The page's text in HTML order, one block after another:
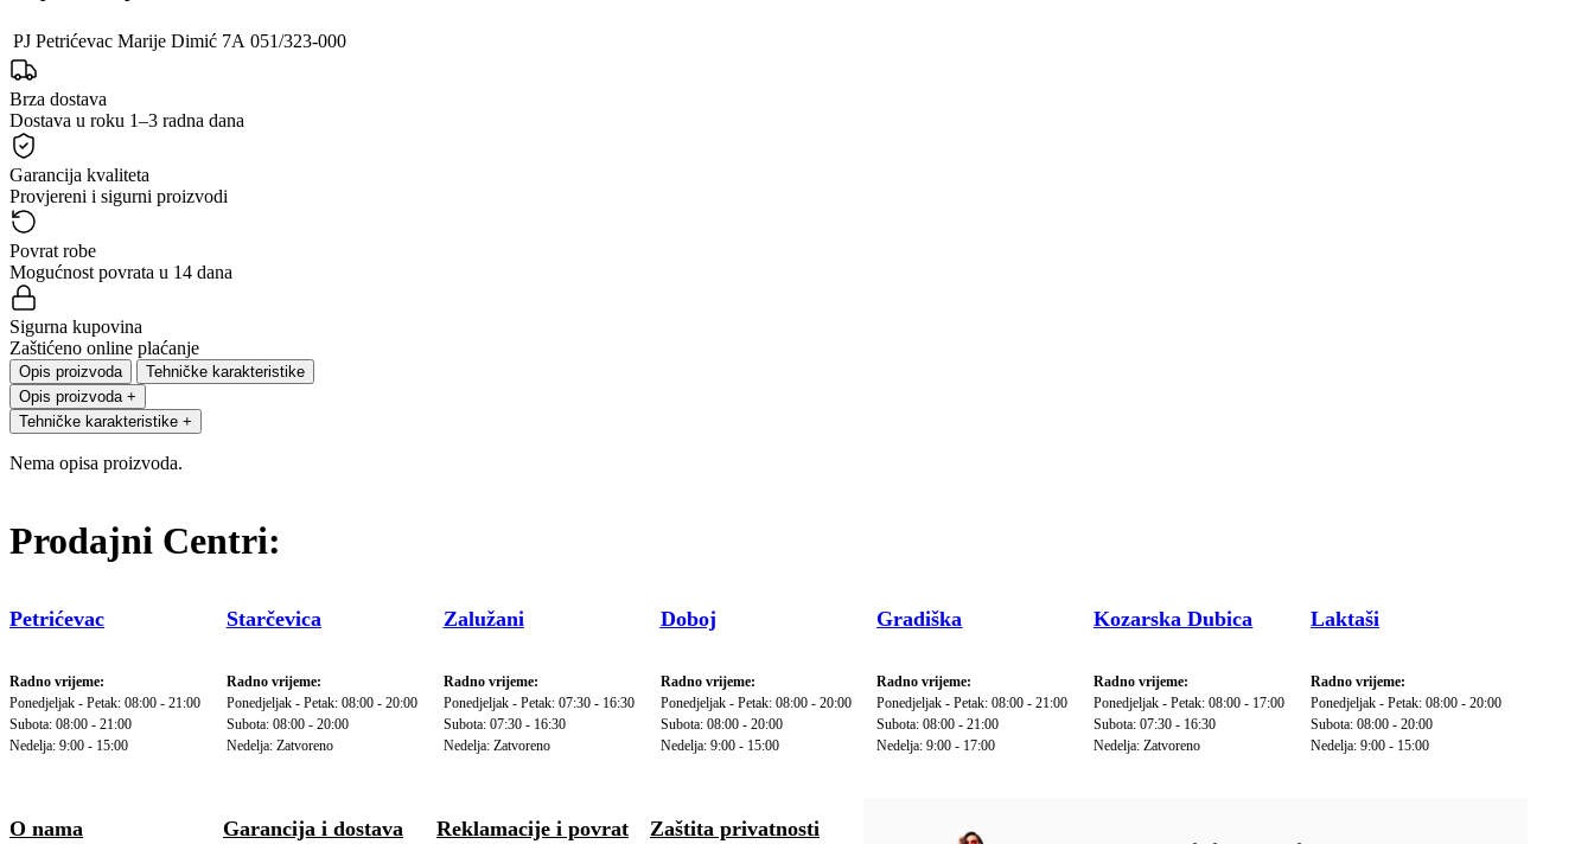
PJ Petrićevac Marije Dimić 7A 051/323-000
Brza dostava
Dostava u roku 1–3 radna dana
Garancija kvaliteta
Provjereni i sigurni proizvodi
Povrat robe
Mogućnost povrata u 14 dana
Sigurna kupovina
Zaštićeno online plaćanje
Opis proizvoda
Tehničke karakteristike
Opis proizvoda +
Tehničke karakteristike +
Nema opisa proizvoda.
Prodajni Centri:
Petrićevac
Radno vrijeme:
Ponedjeljak - Petak: 08:00 - 21:00
Subota: 08:00 - 21:00
Nedelja: 9:00 - 15:00
Starčevica
Radno vrijeme:
Ponedjeljak - Petak: 08:00 - 20:00
Subota: 08:00 - 20:00
Nedelja: Zatvoreno
Zalužani
Radno vrijeme:
Ponedjeljak - Petak: 07:30 - 16:30
Subota: 07:30 - 16:30
Nedelja: Zatvoreno
Doboj
Radno vrijeme:
Ponedjeljak - Petak: 08:00 - 20:00
Subota: 08:00 - 20:00
Nedelja: 9:00 - 15:00
Gradiška
Radno vrijeme:
Ponedjeljak - Petak: 08:00 - 21:00
Subota: 08:00 - 21:00
Nedelja: 9:00 - 17:00
Kozarska Dubica
Radno vrijeme:
Ponedjeljak - Petak: 08:00 - 17:00
Subota: 07:30 - 16:30
Nedelja: Zatvoreno
Laktaši
Radno vrijeme:
Ponedjeljak - Petak: 08:00 - 20:00
Subota: 08:00 - 20:00
Nedelja: 9:00 - 15:00
O nama Garancija i dostava Reklamacije i povrat Zaštita privatnosti